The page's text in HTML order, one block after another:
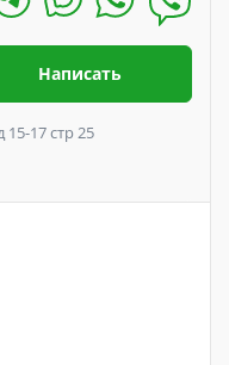
Написать
17 стр 25